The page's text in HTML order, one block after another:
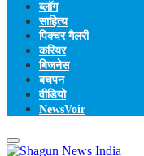
ब्लॉग
साहित्य
पिक्चर गैलरी
करियर
बिजनेस
बचपन
वीडियो
NewsVoir